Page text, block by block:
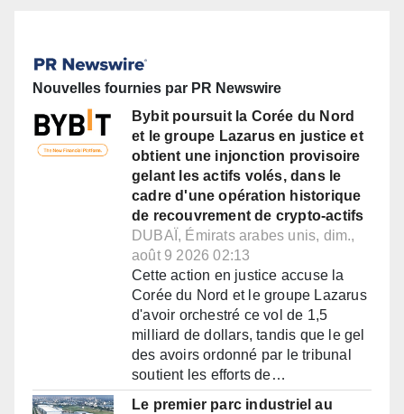
Nouvelles fournies par PR Newswire
Bybit poursuit la Corée du Nord
et le groupe Lazarus en justice et
obtient une injonction provisoire
gelant les actifs volés, dans le
cadre d'une opération historique
de recouvrement de crypto-actifs
DUBAÏ, Émirats arabes unis, dim.,
août 9 2026 02:13
Cette action en justice accuse la
Corée du Nord et le groupe Lazarus
d'avoir orchestré ce vol de 1,5
milliard de dollars, tandis que le gel
des avoirs ordonné par le tribunal
soutient les efforts de…
Le premier parc industriel au